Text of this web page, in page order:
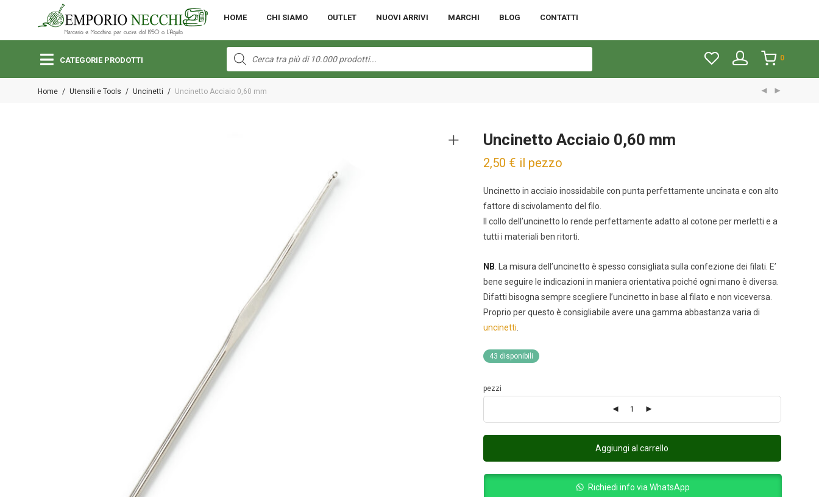
MENU
Open submenu (Bambini)
Open submenu (Lane e Cotoni)
HOME CHI SIAMO OUTLET NUOVI ARRIVI MARCHI BLOG CONTATTI
CATEGORIE PRODOTTI
Products
search
0
Home / Utensili e Tools / Uncinetti / Uncinetto Acciaio 0,60 mm
Uncinetto Acciaio 0,60 mm
2,50 € il pezzo
Uncinetto in acciaio inossidabile con punta perfettamente uncinata e con alto
fattore di scivolamento del filo.
Il collo dell’uncinetto lo rende perfettamente adatto al cotone per merletti e a
tutti i materiali ben ritorti.
NB . La misura dell’uncinetto è spesso consigliata sulla confezione dei filati. E’
bene seguire le indicazioni in maniera orientativa poiché ogni mano è diversa.
Difatti bisogna sempre scegliere l’uncinetto in base al filato e non viceversa.
Proprio per questo è consigliabile avere una gamma abbastanza varia di
uncinetti
43 disponibili
pezzi
Aggiungi al carrello
Richiedi info via WhatsApp